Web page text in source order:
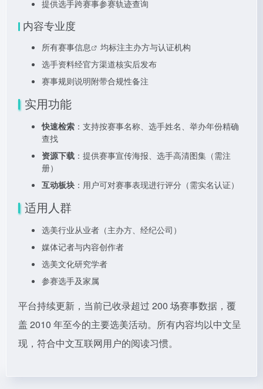
提供选手跨赛事参赛轨迹查询
内容专业度
所有赛事信息
均标注主办方与认证机构
选手资料经官方渠道核实后发布
赛事规则说明附带合规性备注
实用功能
快速检索 ：支持按赛事名称、选手姓名、举办年份精确
查找
资源下载 ：提供赛事宣传海报、选手高清图集（需注
册）
互动板块 ：用户可对赛事表现进行评分（需实名认证）
适用人群
选美行业从业者（主办方、经纪公司）
媒体记者与内容创作者
选美文化研究学者
参赛选手及家属
平台持续更新，当前已收录超过 200 场赛事数据，覆
盖 2010 年至今的主要选美活动。所有内容均以中文呈
现，符合中文互联网用户的阅读习惯。